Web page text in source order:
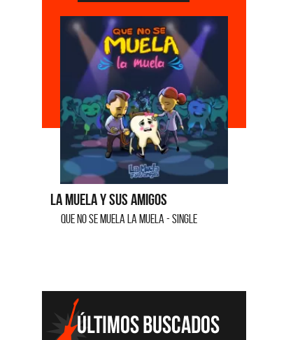
y Sus Amigos
MUELA LA MUELA - SINGLE
Ángela Leiva
HOMENAJE A GILDA (EN VIVO) -